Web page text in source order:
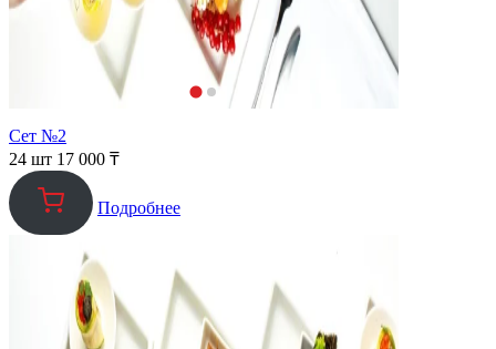
Сет №2
24 шт 17 000 ₸
Подробнее